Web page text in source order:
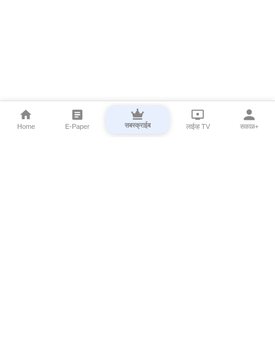
Home E-Paper सबस्क्राईब लाईव्ह TV सकाळ+